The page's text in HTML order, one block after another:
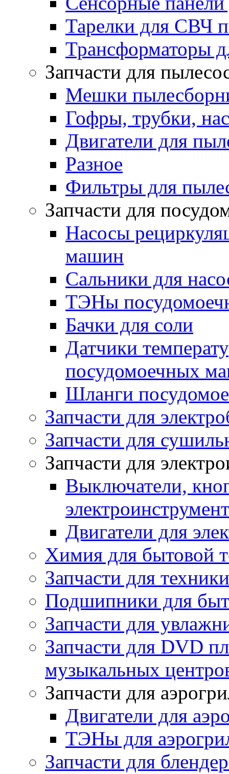
Тарелки для СВЧ
Трансформаторы
Запчасти для
Мешки
Гофры, трубки,
Двигатели для
Разное
Фильтры для
Запчасти для
Насосы
машин
Сальники для
ТЭНы
Бачки для соли
Датчики
посудомоечных
Шланги
Запчасти для
Запчасти для
Запчасти для
Выключатели,
Двигатели для
Химия для бытовой
Запчасти для
Подшипники для
Запчасти для
Запчасти для DVD
музыкальных
Запчасти для
Двигатели для
ТЭНы для
Запчасти для